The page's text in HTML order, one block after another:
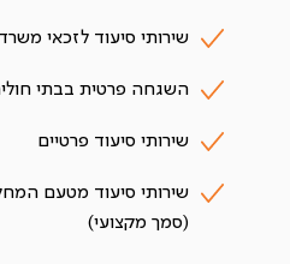
שירותי סיעוד לזכאי
השגחה פרטית בבתי
שירותי סיעוד פרטיים
שירותי סיעוד מטעם
(סמך מקצועי)